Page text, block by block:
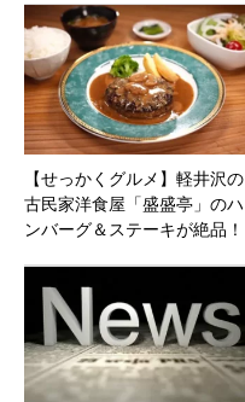
【せっかくグルメ】軽井沢の
古民家洋食屋「盛盛亭」のハ
ンバーグ＆ステーキが絶品！